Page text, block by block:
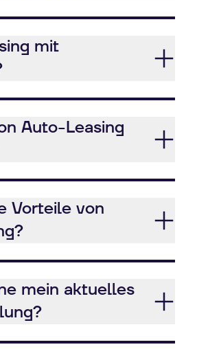
mit
Auto-Leasing
Vorteile von
mein aktuelles